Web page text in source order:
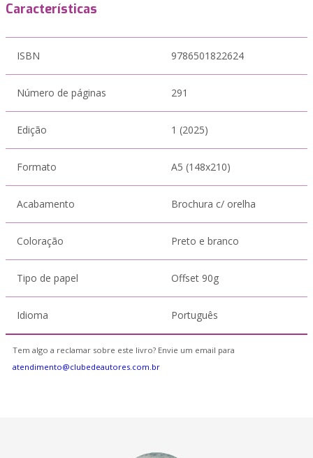
Características
ISBN 9786501822624
Número de páginas 291
Edição 1 (2025)
Formato A5 (148x210)
Acabamento Brochura c/ orelha
Coloração Preto e branco
Tipo de papel Offset 90g
Idioma Português
Tem algo a reclamar sobre este livro? Envie um email para
atendimento@clubedeautores.com.br